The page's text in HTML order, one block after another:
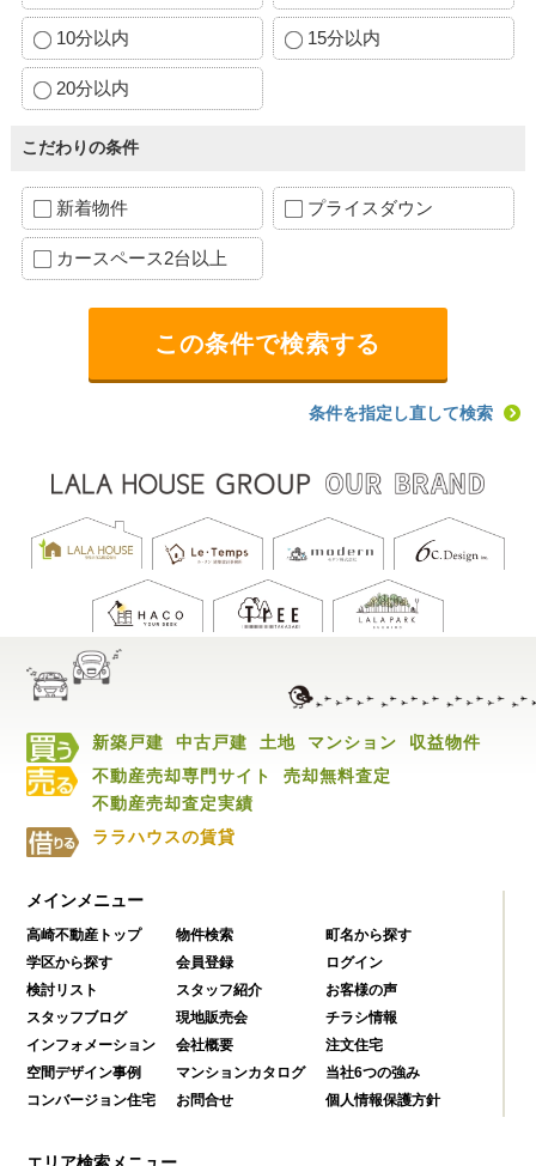
10分以内 15分以内
20分以内
こだわりの条件
新着物件 プライスダウン
カースペース2台以上
条件を指定し直して検索
新築戸建 中古戸建 土地 マンション
収益物件
不動産売却専門サイト
売却無料査定
不動産売却査定実績
ララハウスの賃貸
メインメニュー
高崎不動産トップ 物件検索
町名から探す
学区から探す
会員登録
ログイン
検討リスト
スタッフ紹介
お客様の声
スタッフブログ
現地販売会
チラシ情報
インフォメーション
会社概要
注文住宅
空間デザイン事例
マンションカタログ
当社6つの強み
コンバージョン住宅
お問合せ 個人情報保護方針
エリア検索メニュー